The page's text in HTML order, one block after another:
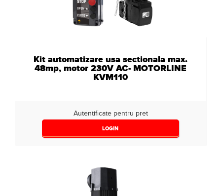
Kit automatizare usa sectionala max.
48mp, motor 230V AC- MOTORLINE
KVM110
Autentificate pentru pret
LOGIN